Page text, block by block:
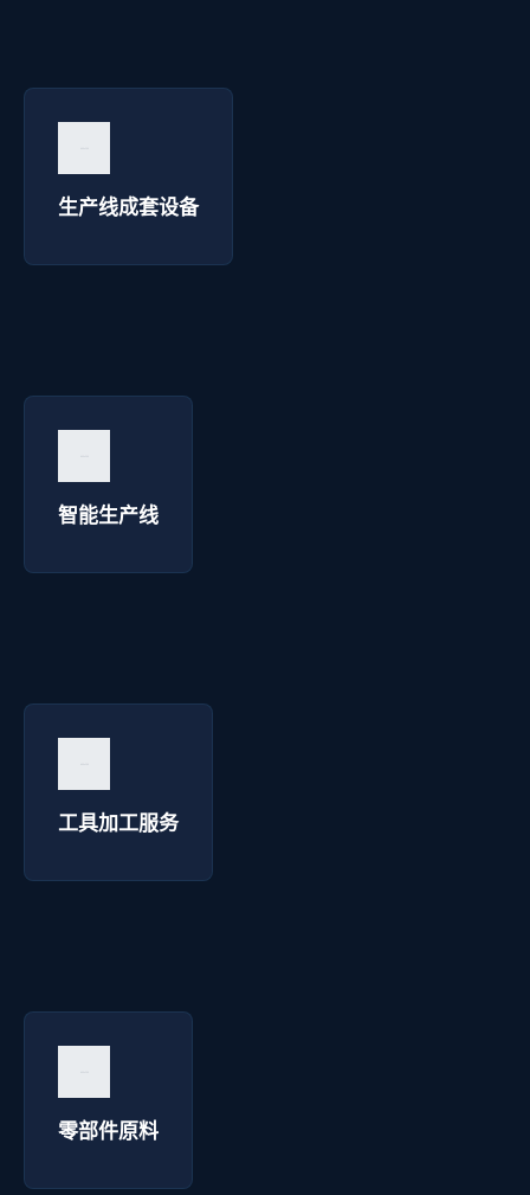
生产线成套设备
智能生产线
工具加工服务
零部件原料